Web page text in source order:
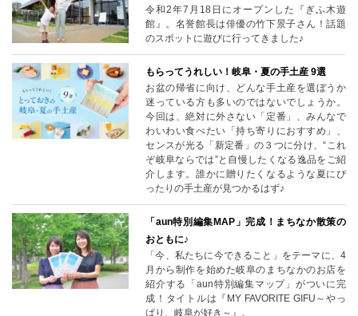
令和2年7月18日にオープンした『ぎふ木遊
館』。名誉館長は俳優の竹下景子さん！話題
のスポットに遊びに行ってきました♪
もらってうれしい！岐阜・夏の手土産 9選
お盆の帰省に向け、どんな手土産を選ぼうか
迷っている方も多いのではないでしょうか。
今回は、絶対に外さない「定番」、みんなで
わいわい食べたい「持ち寄りにおすすめ」、
センスが光る「新定番」の３つに分け、“これ
ぞ岐阜ならでは”と自慢したくなる逸品をご紹
介します。誰かに贈りたくなるような夏にぴ
ったりの手土産が見つかるはず♪
「aun特別編集MAP」完成！まちなか散策の
おともに♪
「今、私たちに今できること」をテーマに、4
月から制作を始めた岐阜のまちなかのお店を
紹介する「aun特別編集マップ」がついに完
成！タイトルは『MY FAVORITE GIFU～やっ
ぱり、岐阜が好き～』。